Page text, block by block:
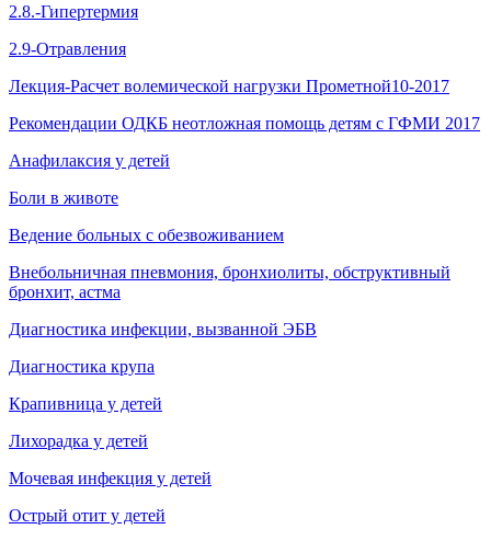
2.8.-Гипертермия
2.9-Отравления
Лекция-Расчет волемической нагрузки Прометной10-2017
Рекомендации ОДКБ неотложная помощь детям с ГФМИ 2017
Анафилаксия у детей
Боли в животе
Ведение больных с обезвоживанием
Внебольничная пневмония, бронхиолиты, обструктивный
бронхит, астма
Диагностика инфекции, вызванной ЭБВ
Диагностика крупа
Крапивница у детей
Лихорадка у детей
Мочевая инфекция у детей
Острый отит у детей